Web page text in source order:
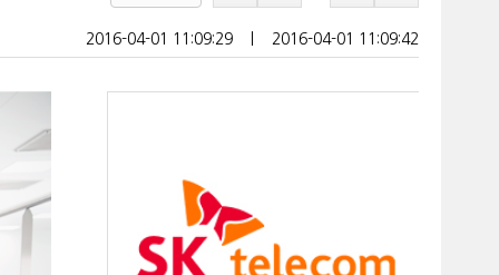
2016-04-01 11:09:29 2016-04-01 11:09:42